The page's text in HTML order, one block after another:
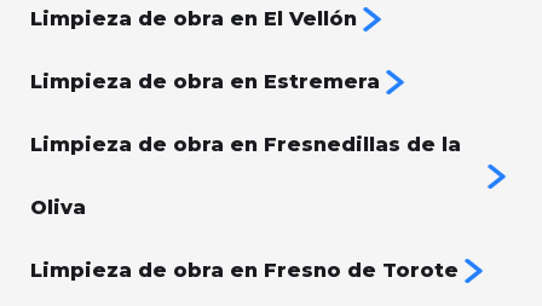
Limpieza de obra en El Vellón
Limpieza de obra en Estremera
Limpieza de obra en Fresnedillas de la
Oliva
Limpieza de obra en Fresno de Torote